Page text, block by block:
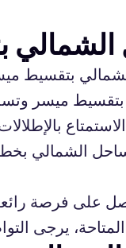
بتقسيط
ميسر
الشمالي
على فرصة رائعة
يرجى